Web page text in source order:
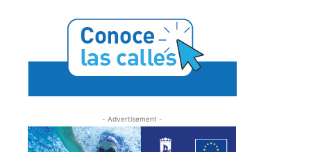
- Advertisement -